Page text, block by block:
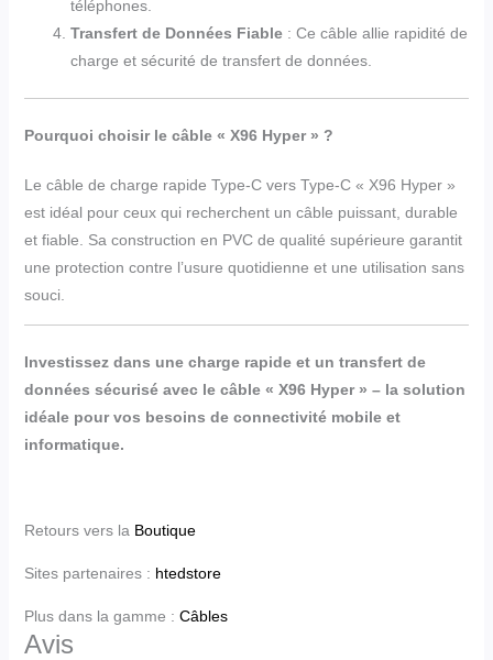
téléphones.
Transfert de Données Fiable: Ce câble allie rapidité de
charge et sécurité de transfert de données.
Pourquoi choisir le câble « X96 Hyper » ?
Le câble de charge rapide Type-C vers Type-C « X96 Hyper »
est idéal pour ceux qui recherchent un câble puissant, durable
et fiable. Sa construction en PVC de qualité supérieure garantit
une protection contre l’usure quotidienne et une utilisation sans
souci.
Investissez dans une charge rapide et un transfert de
données sécurisé avec le câble « X96 Hyper » – la solution
idéale pour vos besoins de connectivité mobile et
informatique.
Retours vers la Boutique
Sites partenaires : htedstore
Plus dans la gamme : Câbles
Avis